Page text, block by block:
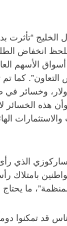
“تأثرت
نلحظ انخفاض
أسواق الأسهم
كما
إلغاؤها في دولة الإمارات العربية المتحدة على وجه
قد تصل إلى ما يقارب 450 مليار دولار. أوضح عويس “إن
الذي
بامتلاك
ما
قد تمكنوا